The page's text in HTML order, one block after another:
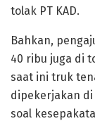
tolak PT KAD.
Bahkan,
40 ribu juga di
saat ini truk
dipekerjakan di
soal